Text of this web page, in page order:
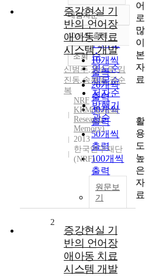
정확도
순
인기도
순
연도순
제목순
저자순
발행기
관순
내림차순
내림차순
10개씩 출력
10개씩
출력
20개씩
출력
30개씩
출력
50개씩
출력
100개씩
출력
조회
증강현실 기
반의 언어장
애아동 치료
시스템 개발
신범주,권순우,김
진동,송복득,권순
복
NRF
KRM(Korean
Research
Memory)
2013
한국연구재단
(NRF)
원문보
기
2
증강현실 기
반의 언어장
애아동 치료
시스템 개발
어
로
많
이
본
자
료
활
용
도
높
은
자
료